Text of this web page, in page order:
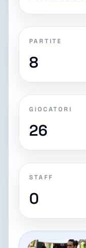
PARTITE
8
GIOCATORI
26
STAFF
0